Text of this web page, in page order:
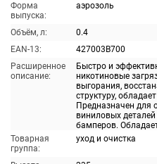
Форма
выпуска:
аэрозоль
Объём, л:
0.4
EAN-13:
427003B700
Расширенное
описание:
Быстро и
никотиновые
выгорания,
структуру,
Предназначен для
виниловых
бамперов.
Товарная
группа:
уход и очистка